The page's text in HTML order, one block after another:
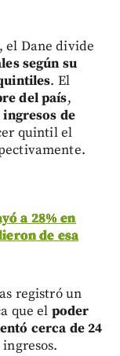
el Dane divide
según su
. El
del país,
de
quintil el
a 28% en
de esa
registró un
que el poder
cerca de 24